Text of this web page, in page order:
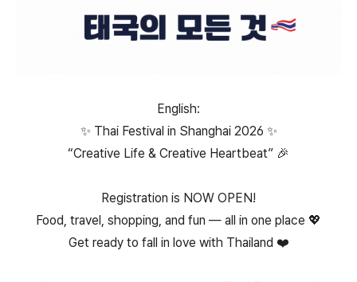
English:
✨ Thai Festival in Shanghai 2026 ✨
“Creative Life & Creative Heartbeat” 🎉
Registration is NOW OPEN!
Food, travel, shopping, and fun — all in one place 💖
Get ready to fall in love with Thailand ❤️